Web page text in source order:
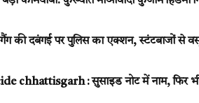
की दबंगई पर पुलिस का एक्शन, स्टंटबाजों से
chhattisgarh : सुसाइड नोट में नाम, फिर भी